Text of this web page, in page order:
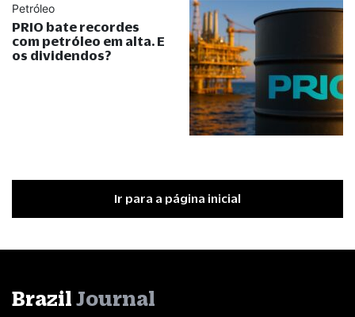
Petróleo
PRIO bate recordes
com petróleo em alta. E
os dividendos?
Ir para a página inicial
Brazil Journal